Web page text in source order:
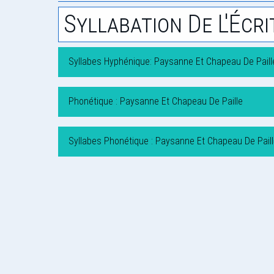
Syllabation De
Syllabes Hyphénique: Paysanne Et Chapeau De
Phonétique : Paysanne Et Chapeau De Paille
Syllabes Phonétique : Paysanne Et Chapeau De